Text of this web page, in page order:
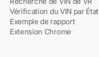
Vérification du VIN par État
Exemple de rapport
Extension Chrome